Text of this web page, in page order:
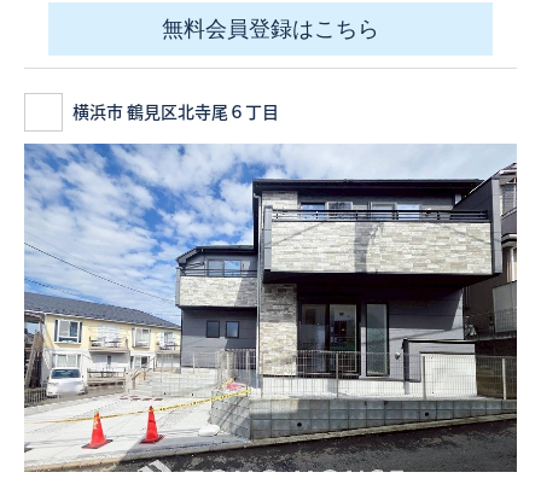
無料会員登録はこちら
横浜市 鶴見区北寺尾６丁目